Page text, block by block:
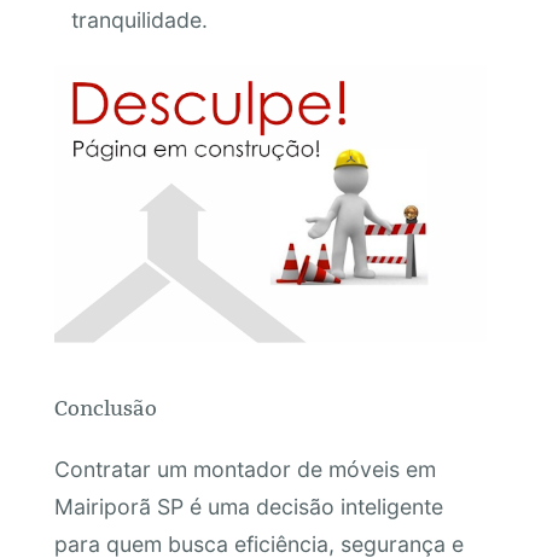
tranquilidade.
Conclusão
Contratar um montador de móveis em
Mairiporã SP é uma decisão inteligente
para quem busca eficiência, segurança e